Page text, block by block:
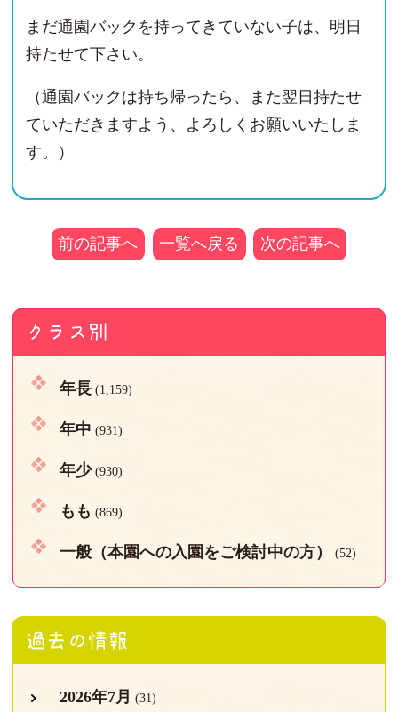
まだ通園バックを持ってきていない子は、明日
持たせて下さい。
（通園バックは持ち帰ったら、また翌日持たせ
ていただきますよう、よろしくお願いいたしま
す。）
前の記事へ 一覧へ戻る 次の記事へ
クラス別
年長(1,159)
年中 (931)
年少(930)
もも (869)
一般（本園への入園をご検討中の方） (52)
過去の情報
2026年7月 (31)